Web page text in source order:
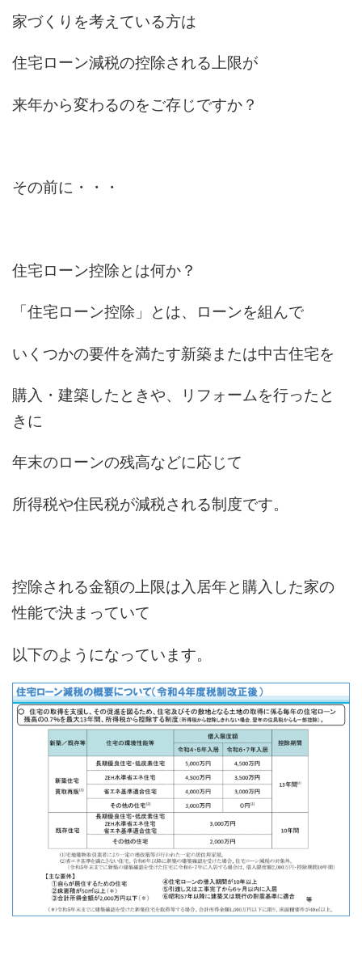
家づくりを考えている方は
住宅ローン減税の控除される上限が
来年から変わるのをご存じですか？
その前に・・・
住宅ローン控除とは何か？
「住宅ローン控除」とは、ローンを組んで
いくつかの要件を満たす新築または中古住宅を
購入・建築したときや、リフォームを行ったと
きに
年末のローンの残高などに応じて
所得税や住民税が減税される制度です。
控除される金額の上限は入居年と購入した家の
性能で決まっていて
以下のようになっています。